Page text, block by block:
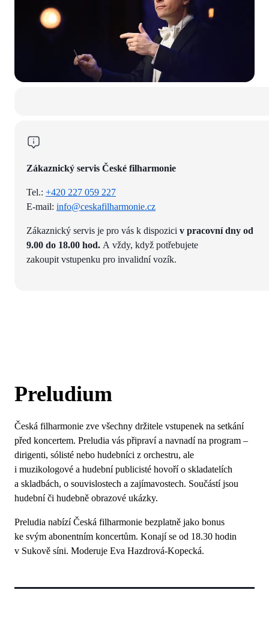
Zákaznický servis České filharmonie
Tel.: +420 227 059 227
E-mail: info@ceskafilharmonie.cz
Zákaznický servis je pro vás k dispozici v pracovní dny od
9.00 do 18.00 hod. A vždy, když potřebujete
zakoupit vstupenku pro invalidní vozík.
Preludium
Česká filharmonie zve všechny držitele vstupenek na setkání
před koncertem. Preludia vás připraví a navnadí na program –
dirigenti, sólisté nebo hudebníci z orchestru, ale
i muzikologové a hudební publicisté hovoří o skladatelích
a skladbách, o souvislostech a zajímavostech. Součástí jsou
hudební či hudebně obrazové ukázky.
Preludia nabízí Česká filharmonie bezplatně jako bonus
ke svým abonentním koncertům. Konají se od 18.30 hodin
v Sukově síni. Moderuje Eva Hazdrová-Kopecká.